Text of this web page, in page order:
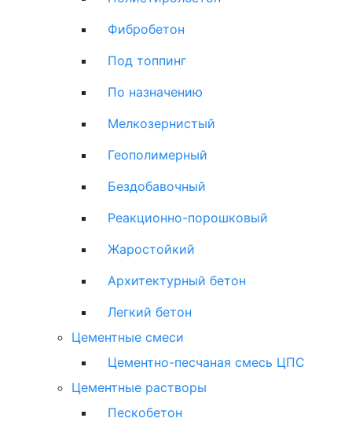
Фибробетон
Под топпинг
По назначению
Мелкозернистый
Геополимерный
Бездобавочный
Реакционно-порошковый
Жаростойкий
Архитектурный бетон
Легкий бетон
Цементные смеси
Цементно-песчаная смесь ЦПС
Цементные растворы
Пескобетон